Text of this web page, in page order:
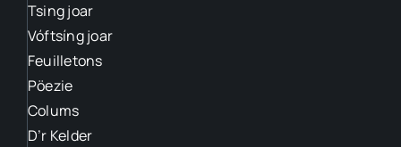
Tsing joar
Vóftsíng joar
Feuilletons
Pöezie
Colums
D’r Kelder